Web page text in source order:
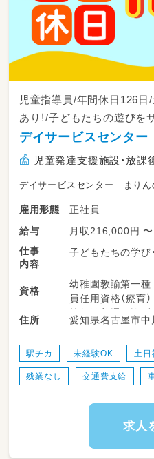
児童指導員/年間休日126
あり！/子どもたちの遊びを
デイサービスセンタ
児童発達支援施設・放課
デイサービスセンター まりん
雇用形態
正社員
給与
月収216,000円
仕事
内容
子どもたちの学び
資格
幼稚園教諭第一種 幼稚園教諭第二種 児童指導
員任用資格（療育） 高等学校教諭普通免許 中
校教諭普通免許 小学校教諭普通免許 社会福祉
士
住所 愛知県名古屋市
駅チカ 未経験OK 土日
残業なし 交通費支給
求人